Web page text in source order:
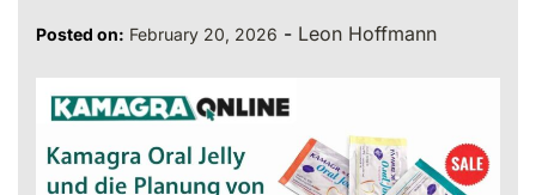
Posted on: February 20, 2026 - Leon Hoffmann